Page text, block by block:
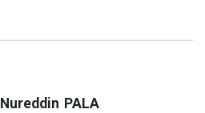
Nureddin PALA